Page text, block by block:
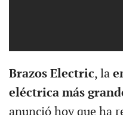
Brazos Electric, la
eléctrica más
anunció hoy que ha